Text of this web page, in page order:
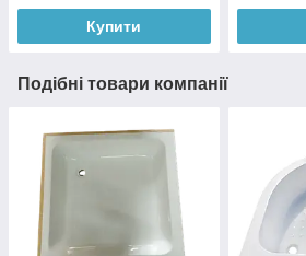
Купити
Подібні товари компанії